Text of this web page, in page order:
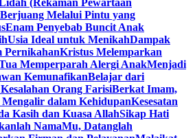
(Rekaman Pewartaan
Berjuang Melalui Pintu yang
Enam Penyebab Buncit Anak
Usia Ideal untuk MenikahDampak
PernikahanKristus Melemparkan
Memperparah Alergi AnakMenjadi
KemunafikanBelajar dari
Orang FarisiBerkat Imam,
dalam KehidupanKesesatan
Kasih dan Kuasa AllahSikap Hati
NamaMu, Datanglah